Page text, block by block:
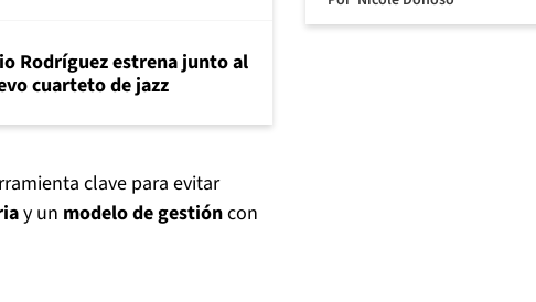
Rodríguez estrena junto al
cuarteto de jazz
clave para evitar
y un modelo de gestióncon